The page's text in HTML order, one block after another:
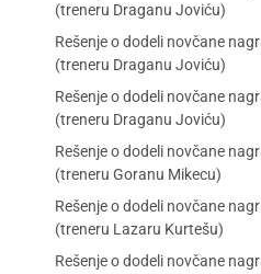
(treneru Draganu Joviću)
Rešenje o dodeli novčane
(treneru Draganu Joviću)
Rešenje o dodeli novčane
(treneru Draganu Joviću)
Rešenje o dodeli novčane
(treneru Goranu Mikecu)
Rešenje o dodeli novčane
(treneru Lazaru Kurtešu)
Rešenje o dodeli novčane